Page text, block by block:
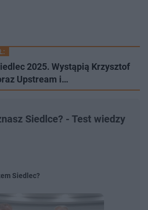
2025. Wystąpią Krzysztof
Upstream i…
Siedlce? - Test wiedzy
Siedlec?